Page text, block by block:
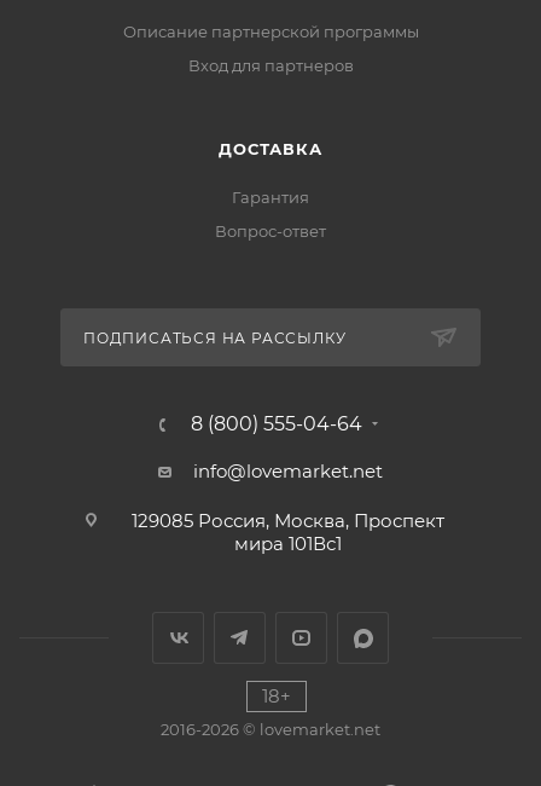
Описание партнерской программы
Вход для партнеров
ДОСТАВКА
Гарантия
Вопрос-ответ
ПОДПИСАТЬСЯ НА РАССЫЛКУ
8 (800) 555-04-64
info@lovemarket.net
129085 Россия, Москва, Проспект
мира 101Вс1
2016-2026 © lovemarket.net
18+